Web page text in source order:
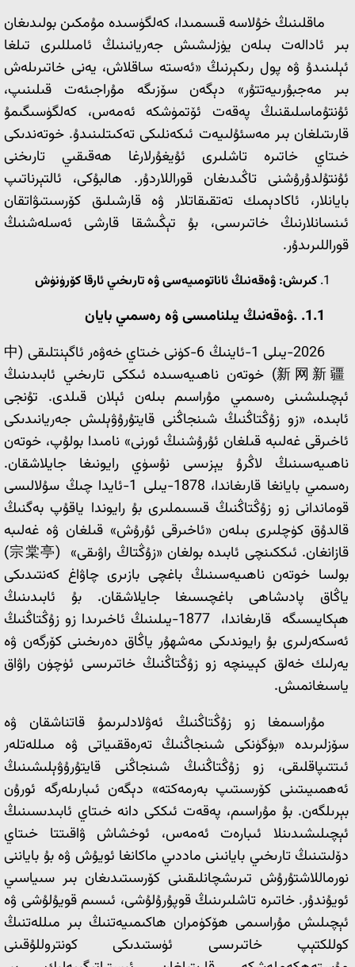
ماقلىنىڭ خۇلاسە قىسمىدا، كەلگۈسىدە مۇمكىن بولىدىغان
بىر ئادالەت بىلەن يۈزلىشىش جەريانىنىڭ ئامىللىرى تىلغا
ئېلىنىدۇ ۋە پول رىكېرنىڭ «ئەستە ساقلاش، يەنى خاتىرىلەش
بىر مەجبۇرىيەتتۇر» دېگەن سۆزىگە مۇراجىئەت قىلىنىپ،
ئۇنتۇماسلىقنىڭ پەقەت ئۆتمۈشكە ئەمەس، كەلگۈسىگىمۇ
قارىتىلغان بىر مەسئۇلىيەت ئىكەنلىكى تەكىتلىنىدۇ. خوتەندىكى
خىتاي خاتىرە تاشلىرى ئۇيغۇرلارغا ھەقىقىي تارىخنى
ئۇنتۇلدۇرۇشنى تاڭىدىغان قوراللاردۇر. ھالبۇكى، ئ‍التېرناتىپ
بايانلار، ئاكادېمىك تەتقىقاتلار ۋە قارشىلىق كۆرسىتىۋاتقان
ئىنسانلارنىڭ خاتىرىسى، بۇ تېڭىشقا قارشى ئەسلەشنىڭ
قوراللىرىدۇر.
كىرىش: ۋەقەنىڭ ئاناتومىيەسى ۋە تارىخىي ئارقا كۆرۈنۈش
1.1. . ۋەقەنىڭ يىلنامىسى ۋە رەسمىي بايان
2026-يىلى 1-ئاينىڭ 6-كۈنى خىتاي خەۋەر ئاگېنتلىقى (中
新网新疆) خوتەن ناھىيەسىدە ئىككى تارىخىي ئابىدىنىڭ
ئېچىلىشىنى رەسمىي مۇراسىم بىلەن ئېلان قىلدى. تۇنجى
ئابىدە، «زو زۇڭتاڭنىڭ شىنجاڭنى قايتۇرۇۋېلىش جەريانىدىكى
ئاخىرقى غەلىبە قىلغان ئۇرۇشنىڭ ئورنى» نامىدا بولۇپ، خوتەن
ناھىيەسىنىڭ لاڭرۇ يېزىسى نۇسۈي رايونىغا جايلاشقان.
رەسمىي بايانغا قارىغاندا، 1878-يىلى 1-ئايدا چىڭ سۇلالىسى
قوماندانى زو زۇڭتاڭنىڭ قىسىملىرى بۇ رايوندا ياقۇپ بەگنىڭ
قالدۇق كۈچلىرى بىلەن «ئاخىرقى ئۇرۇش» قىلغان ۋە غەلىبە
قازانغان. ئىككىنچى ئابىدە بولغان «زۇڭتاڭ راۋىقى» (宗棠亭)
بولسا خوتەن ناھىيەسىنىڭ باغچى بازىرى چاۋاغ كەنتىدىكى
ياڭاق پادىشاھى باغچىسىغا جايلاشقان. بۇ ئابىدىنىڭ
ھېكايىسىگە قارىغاندا، 1877-يىلىنىڭ ئاخىرىدا زو زۇڭتاڭنىڭ
ئەسكەرلىرى بۇ رايوندىكى مەشھۇر ياڭاق دەرىخىنى كۆرگەن ۋە
يەرلىك خەلق كېيىنچە زو زۇڭتاڭنىڭ خاتىرىسى ئۈچۈن راۋاق
ياسىغانمىش.
مۇراسىمغا زو زۇڭتاڭنىڭ ئەۋلادلىرىمۇ قاتناشقان ۋە
سۆزلىرىدە «بۈگۈنكى شىنجاڭنىڭ تەرەققىياتى ۋە مىللەتلەر
ئىتتىپاقلىقى، زو زۇڭتاڭنىڭ شىنجاڭنى قايتۇرۇۋېلىشىنىڭ
ئەھمىيىتىنى كۆرسىتىپ بەرمەكتە» دېگەن ئىبارىلەرگە ئورۇن
بېرىلگەن. بۇ مۇراسىم، پەقەت ئىككى دانە خىتاي ئابىدىسىنىڭ
ئېچىلىشىدىنلا ئىبارەت ئەمەس، ئوخشاش ۋاقىتتا خىتاي
دۆلىتىنىڭ تارىخىي بايانىنى ماددىي ماكانغا ئويۇش ۋە بۇ باياننى
نورماللاشتۇرۇش تىرىشچانلىقىنى كۆرسىتىدىغان بىر سىياسىي
ئويۇندۇر. خاتىرە تاشلىرىنىڭ قوپۇرۇلۇشى، ئىسىم قويۇلۇشى ۋە
ئېچىلىش مۇراسىمى ھۆكۈمران ھاكىمىيەتنىڭ بىر مىللەتنىڭ
كوللكتېپ خاتىرىسى ئۈستىدىكى كونتروللۇقىنى